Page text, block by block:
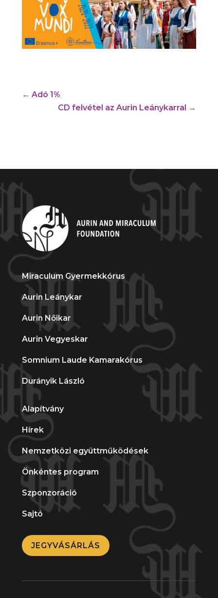
← Adó 1%
CD felvétel az Aurin Leánykarral →
Miraculum Gyermekkórus
Aurin Leánykar
Aurin Nőikar
Aurin Vegyeskar
Somnium Laude Kamarakórus
Durányik László
Alapítvány
Hírek
Nemzetközi együttműködések
Önkéntes program
Szponzoráció
Sajtó
JEGYVÁSÁRLÁS